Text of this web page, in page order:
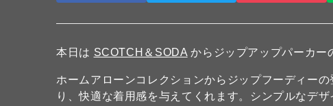
本日は SCOTCH＆SODA からジップアップパーカー
ホームアローンコレクションからジップフーディー
り、快適な着用感を与えてくれます。シンプルなデ